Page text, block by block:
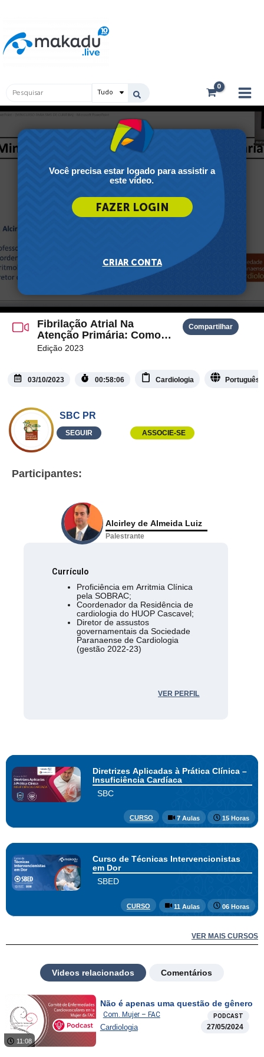
conteúdo
Pesquisar
...
Você precisa estar logado para assistir a
este vídeo.
Fibrilação Atrial Na
Atenção Primária: Como
Avaliar e Conduzir
Edição 2023
Compartilhar
03/10/2023 00:58:06 Cardiologia Português
SBC PR
SEGUIR ASSOCIE-SE
Participantes:
Alcirley de Almeida Luiz
Palestrante
Currículo
Proficiência em Arritmia Clínica
pela SOBRAC;
Coordenador da Residência de
cardiologia do HUOP Cascavel;
Diretor de assustos
governamentais da Sociedade
Paranaense de Cardiologia
(gestão 2022-23)
VER PERFIL
Diretrizes Aplicadas à Prática Clínica –
Insuficiência Cardíaca
SBC
CURSO 7 Aulas 15 Horas
Curso de Técnicas Intervencionistas
em Dor
SBED
CURSO 11 Aulas 06 Horas
VER MAIS CURSOS
Videos relacionados Comentários
11:08
Não é apenas uma questão de gênero
Com. Mujer – FAC PODCAST
Cardiologia 27/05/2024